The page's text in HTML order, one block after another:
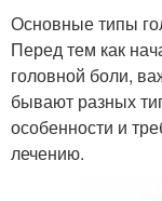
Основные типы
Перед тем как
головной боли,
бывают разных
особенности и
лечению.